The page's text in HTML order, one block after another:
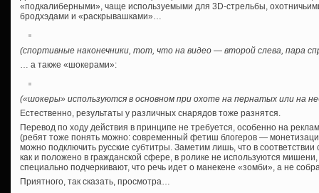
«подкалиберными», чаще используемыми для 3D-стрельбы,
бродхэдами и «раскрывашками»…
(спортивные наконечники, тот, что на видео — второй слева, пара
… а также «шокерами»:
(«шокеры» используются в основном при охоте на пернатых или на
Естественно, результаты у различных снарядов тоже разнятся.
Перевод по ходу действия в принципе не требуется, особенно на
(ребят тоже понять можно: современный фетиш блогеров —
можно подключить русские субтитры. Заметим лишь, что в
как и положено в гражданской сфере, в ролике не используются
специально подчеркивают, что речь идет о манекене «зомби», а не
Приятного, так сказать, просмотра…